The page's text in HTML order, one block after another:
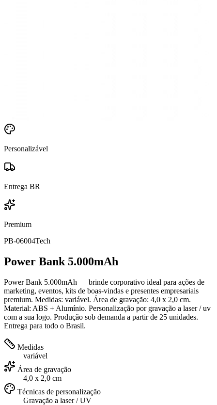
Personalizável
Entrega BR
Premium
PB-06004Tech
Power Bank 5.000mAh
Power Bank 5.000mAh — brinde corporativo ideal para ações de
marketing, eventos, kits de boas-vindas e presentes empresariais
premium. Medidas: variável. Área de gravação: 4,0 x 2,0 cm.
Material: ABS + Alumínio. Personalização por gravação a laser / uv
com a sua logo. Produção sob demanda a partir de 25 unidades.
Entrega para todo o Brasil.
Medidas
variável
Área de gravação
4,0 x 2,0 cm
Técnicas de personalização
Gravação a laser / UV